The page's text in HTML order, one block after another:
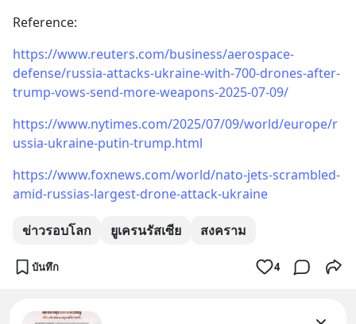
Reference:
https://www.reuters.com/business/aerospace-
defense/russia-attacks-ukraine-with-700-drones-after-
trump-vows-send-more-weapons-2025-07-09/
https://www.nytimes.com/2025/07/09/world/europe/r
ussia-ukraine-putin-trump.html
https://www.foxnews.com/world/nato-jets-scrambled-
amid-russias-largest-drone-attack-ukraine
ข่าวรอบโลก ยูเครนรัสเซีย สงคราม
บันทึก 4